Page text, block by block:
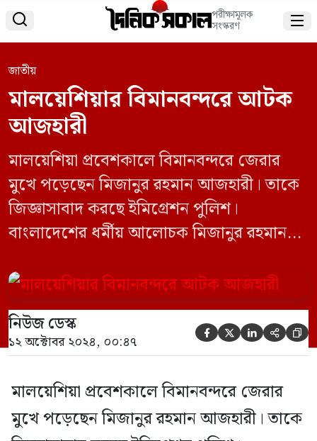
 পরীক্ষামূলক
সংস্করণ 
জাতীয়
মালয়েশিয়ার বিমানবন্দরে আটক
আজহারী
মালয়েশিয়া প্রবেশকালে বিমানবন্দরে জেরার
মুখে পড়েছেন মিজানুর রহমান আজহারী। তাকে
জিজ্ঞাসাবাদ করছে ইমিগ্রেশন পুলিশ।
বাংলাদেশের ধর্মীয় আলোচক মিজানুর রহমান
কুয়ালালামপুর বিমান বন্দরের ইমিগ্রেশন পুলিশ ।
শুক্রবার (১১ অক্টোবর) বিমানবন্দরে পৌঁছলে
পুলিশ আলাদা কক্ষে নিয়ে জিজ্ঞাসাবাদ করছে
বলে একটি সূত্রে জানা গেছে। দেশটির ইমিগ্রেশন
পুলিশ সূত্র বলছে, মিজানুর রহমানকে
জিজ্ঞাসাবাদ করা হচ্ছে। […]
নিউজ ডেস্ক
১২ অক্টোবর ২০২৪, ০০:৪৭     
মালয়েশিয়া প্রবেশকালে বিমানবন্দরে জেরার
মুখে পড়েছেন মিজানুর রহমান আজহারী। তাকে